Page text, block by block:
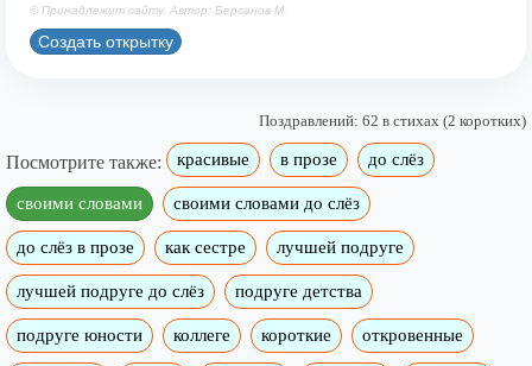
© Принадлежит сайту. Автор: Берсанов М.
Создать открытку
Поздравлений: 62 в стихах (2 коротких)
Посмотрите также: красивые в прозе до слёз
своими словами своими словами до слёз
до слёз в прозе как сестре лучшей подруге
лучшей подруге до слёз подруге детства
подруге юности коллеге короткие откровенные